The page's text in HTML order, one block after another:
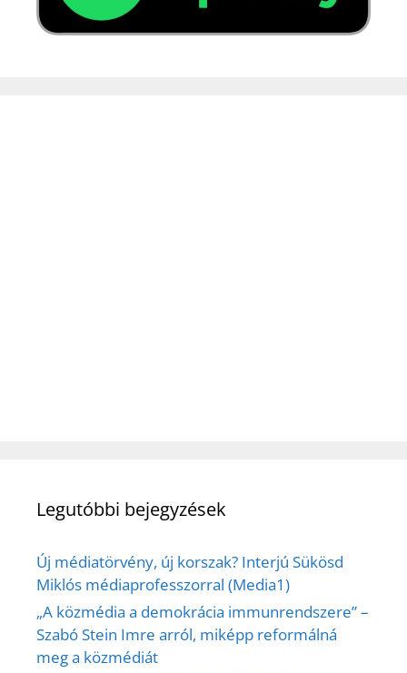
Legutóbbi bejegyzések
Új médiatörvény, új korszak? Interjú Sükösd
Miklós médiaprofesszorral (Media1)
„A közmédia a demokrácia immunrendszere” –
Szabó Stein Imre arról, miképp reformálná
meg a közmédiát